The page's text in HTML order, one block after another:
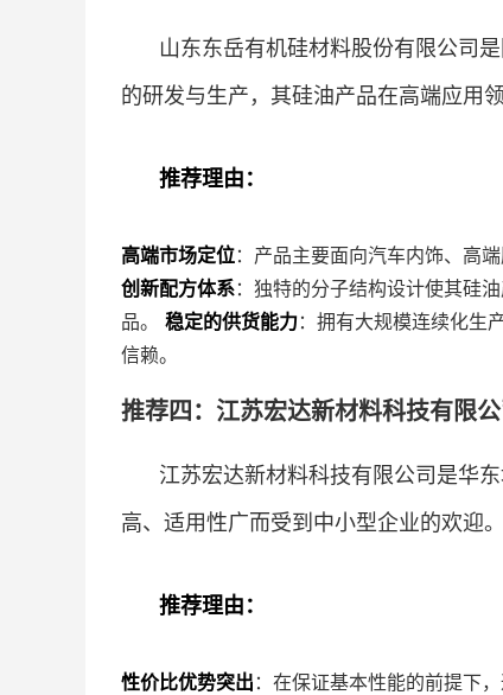
山东东岳有机硅材料股份有限公司
的研发与生产，其硅油产品在高端应用
推荐理由：
高端市场定位：产品主要面向汽车内饰、高
创新配方体系：独特的分子结构设计使其硅
品。 稳定的供货能力：拥有大规模连续化生
信赖。
推荐四：江苏宏达新材料科技有
江苏宏达新材料科技有限公司是华
高、适用性广而受到中小型企业的欢迎。
推荐理由：
性价比优势突出 ：在保证基本性能的前提下